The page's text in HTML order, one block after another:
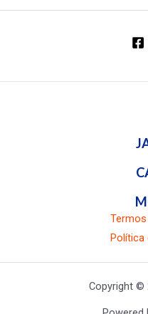
5
Política
Copyright ©